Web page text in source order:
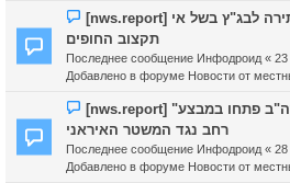
н
и
е
с
о
о
б
щ
н
и
е
Н
о
с
о
о
б
щ
[nws.report] חוף הכרמל נגד המדינה: עתירה לבג"ץ בשל אי
תקצוב החופים
Последнее сообщение Инфодроид « 23
Добавлено в форуме Новости от
Н
о
[nws.report] "שאגת הארי": צה"ל וצבא ארה"ב פתחו במבצע
רחב נגד המשטר האיראני
Последнее сообщение Инфодроид «
Добавлено в форуме Новости от